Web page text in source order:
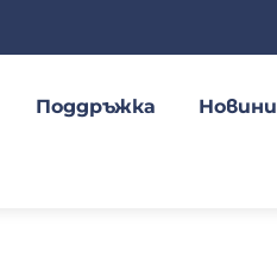
Поддръжка Новини